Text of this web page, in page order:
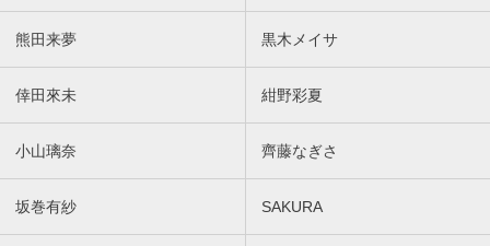
熊田来夢 黒木メイサ
倖田來未 紺野彩夏
小山璃奈 齊藤なぎさ
坂巻有紗 SAKURA